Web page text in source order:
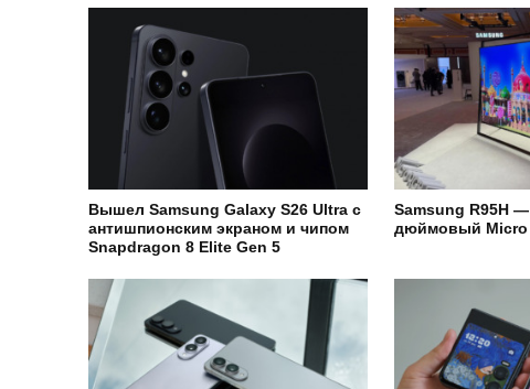
Вышел Samsung Galaxy S26 Ultra с
антишпионским экраном и чипом
Snapdragon 8 Elite Gen 5
Samsung R95H
дюймовый Micro